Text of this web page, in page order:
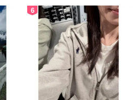
6